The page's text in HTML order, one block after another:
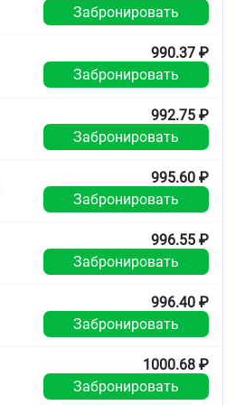
срока годности.
аптек
Забронировать
990.37 ₽
Забронировать
992.75 ₽
Забронировать
995.60 ₽
Забронировать
996.55 ₽
Забронировать
996.40 ₽
Забронировать
1000.68 ₽
Забронировать